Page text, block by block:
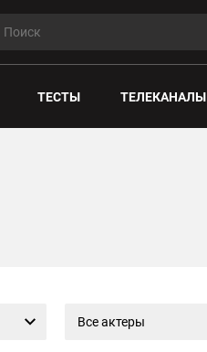
ТЕСТЫ ТЕЛЕКАНАЛЫ
Все актеры